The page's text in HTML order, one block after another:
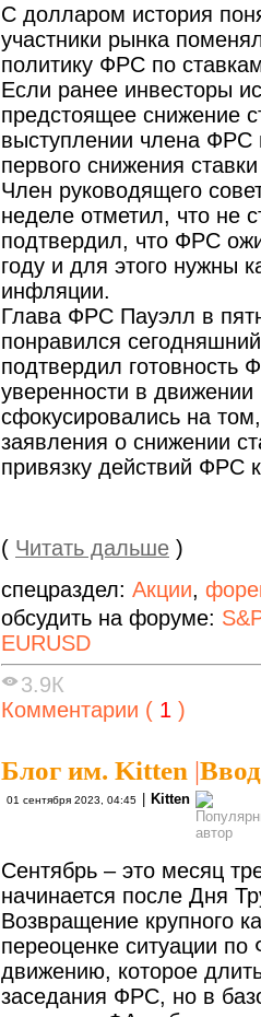
С долларом история
участники рынка
политику ФРС по
Если ранее инвесторы
предстоящее снижение
выступлении члена ФРС
первого снижения
Член руководящего
неделе отметил, что не
подтвердил, что ФРС
году и для этого нужны
инфляции.
Глава ФРС Пауэлл в
понравился
подтвердил готовность
уверенности в
сфокусировались на
заявления о снижении
привязку действий ФРС
( Читать дальше )
спецраздел: Акции,
обсудить на форуме:
EURUSD
3.9К
Комментарии ( 1 )
Блог им. Kitten |
01 сентября 2023, 04:45 Kitten
Сентябрь – это месяц
начинается после Дня
Возвращение крупного
переоценке ситуации
движению, которое
заседания ФРС, но в